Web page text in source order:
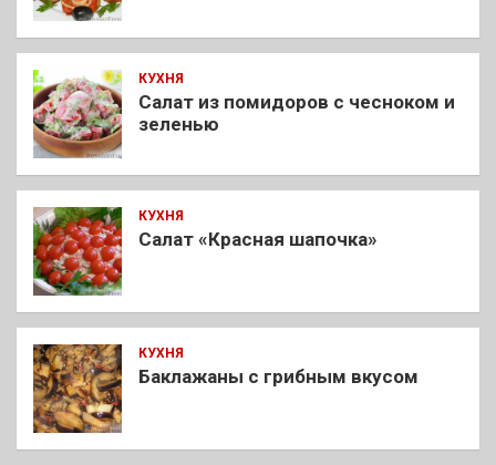
КУХНЯ
Салат из помидоров с чесноком и
зеленью
КУХНЯ
Салат «Красная шапочка»
КУХНЯ
Баклажаны с грибным вкусом